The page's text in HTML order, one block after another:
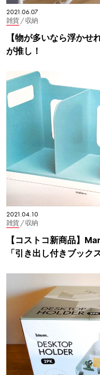
2021.06.07
雑貨/ 収納
【物が多いなら浮かせ
が推し！
2021.04.10
雑貨/ 収納
【コストコ新商品】
「引き出し付きブック